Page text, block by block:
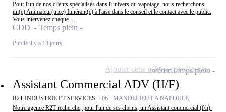
Pour l'un de nos clients spécialisés dans l'univers du vapotage, nous recherchons
un(e) Animateur(trice) Itinérant(e) à l'aise dans le conseil et le contact avec le public.
Vous intervenez chaque...
CDD - Temps plein
Publié il y a 13 jours
Assistant Commercial ADV (H/F)
R2T INDUSTRIE ET SERVICES - 06 - MANDELIEU LA NAPOULE
Notre agence R2T recherche, pour l'un de ses clients, un Assistant commercial (f/h).
IntérimTemps plein
Ajouter cette offre à ma sélection